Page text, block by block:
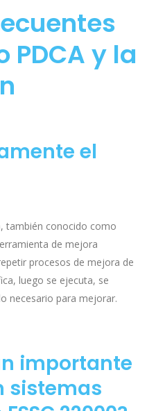
PDCA y la
el
también conocido como
de mejora
procesos de mejora de
luego se ejecuta, se
necesario para mejorar.
importante
sistemas